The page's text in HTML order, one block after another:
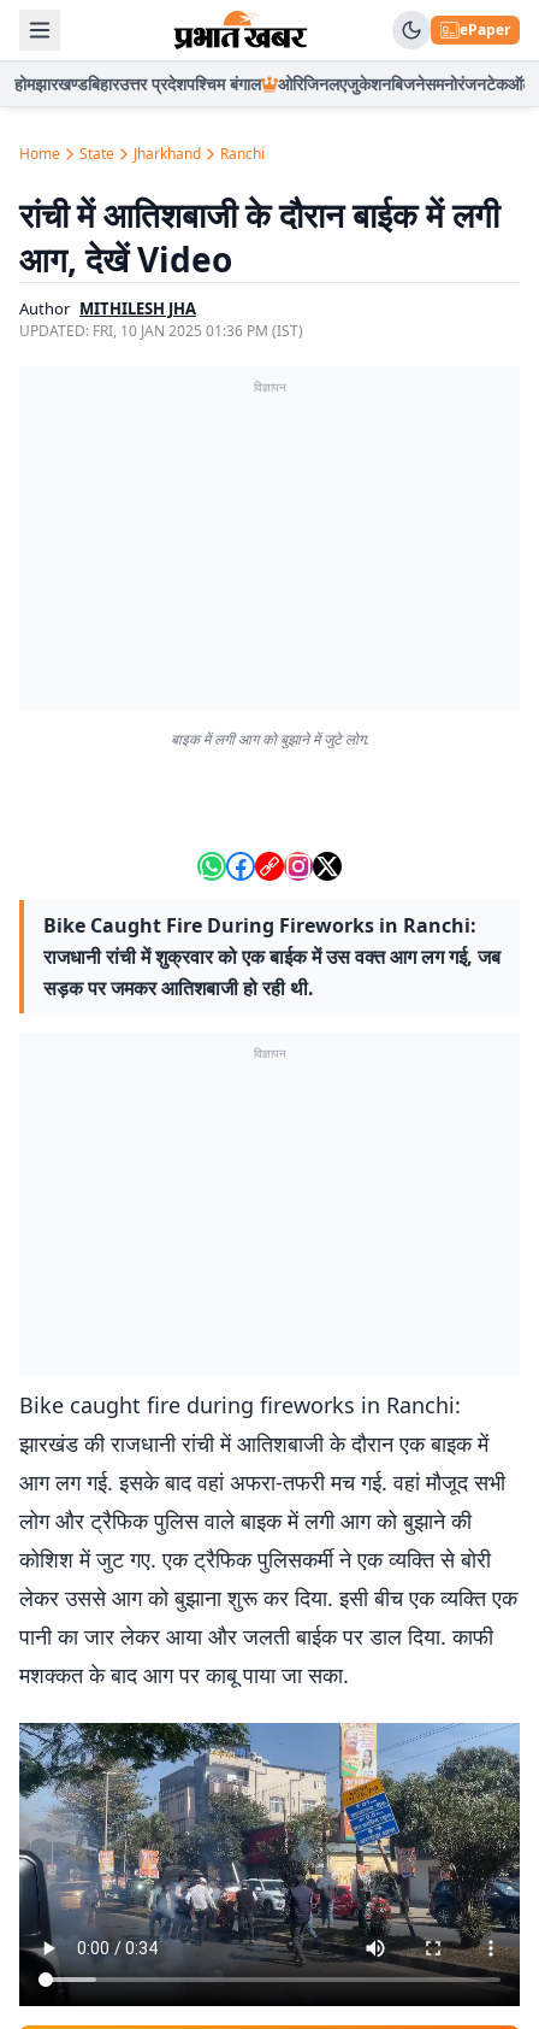
ePaper
होमझारखण्डबिहारउत्तर प्रदेशपश्चिम बंगाल ओरिजिनलएजुकेशनबिजनेसमनोरंजनटेकऑटो
Home State Jharkhand Ranchi
रांची में आतिशबाजी के दौरान बाईक में लगी
आग, देखें Video
Author MITHILESH JHA
UPDATED: FRI, 10 JAN 2025 01:36 PM (IST)
विज्ञापन
बाइक में लगी आग को बुझाने में जुटे लोग.
Bike Caught Fire During Fireworks in Ranchi:
राजधानी रांची में शुक्रवार को एक बाईक में उस वक्त आग लग गई, जब
सड़क पर जमकर आतिशबाजी हो रही थी.
विज्ञापन
Bike caught fire during fireworks in Ranchi:
झारखंड की राजधानी रांची में आतिशबाजी के दौरान एक बाइक में
आग लग गई. इसके बाद वहां अफरा-तफरी मच गई. वहां मौजूद सभी
लोग और ट्रैफिक पुलिस वाले बाइक में लगी आग को बुझाने की
कोशिश में जुट गए. एक ट्रैफिक पुलिसकर्मी ने एक व्यक्ति से बोरी
लेकर उससे आग को बुझाना शुरू कर दिया. इसी बीच एक व्यक्ति एक
पानी का जार लेकर आया और जलती बाईक पर डाल दिया. काफी
मशक्कत के बाद आग पर काबू पाया जा सका.